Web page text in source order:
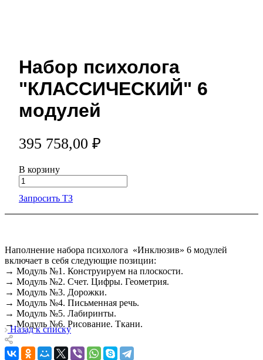
Набор психолога
"КЛАССИЧЕСКИЙ" 6
модулей
395 758,00 ₽
В корзину
Запросить ТЗ
Наполнение набора психолога «Инклюзив» 6 модулей
включает в себя следующие позиции:
→ Модуль №1. Конструируем на плоскости.
→ Модуль №2. Счет. Цифры. Геометрия.
→ Модуль №3. Дорожки.
→ Модуль №4. Письменная речь.
→ Модуль №5. Лабиринты.
→ Модуль №6. Рисование. Ткани.
Назад к списку